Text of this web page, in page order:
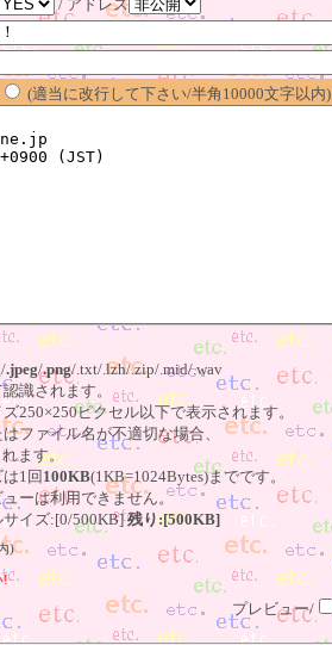
/ アドレス
(適当に改行して下さい/半角10000文字以内)
/.jpeg/.png/.txt/.lzh/.zip/.mid/.wav
識されます。
250×250ピクセル以下で表示されます。
ファイル名が不適切な場合、
ます。
1回100KB(1KB=1024Bytes)までです。
ーは利用できません。
サイズ:[0/500KB]残り:[500KB]
)
!
プレビュー/